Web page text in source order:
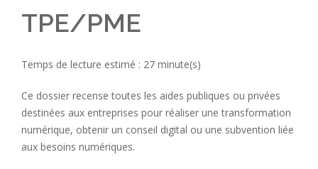
TPE/PME
Temps de lecture estimé : 27 minute(s)
Ce dossier recense toutes les aides publiques ou privées
destinées aux entreprises pour réaliser une transformation
numérique, obtenir un conseil digital ou une subvention liée
aux besoins numériques.